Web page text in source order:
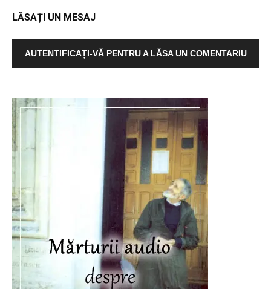
LĂSAȚI UN MESAJ
AUTENTIFICAȚI-VĂ PENTRU A LĂSA UN COMENTARIU